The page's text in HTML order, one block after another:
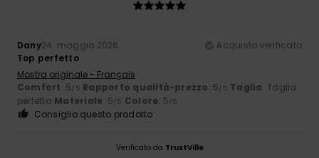
Dany24. maggio 2026
Acquisto verificato
Top perfetto
Mostra originale - Français
Comfort: 5/5 Rapporto qualità-prezzo: 5/5 Taglia: Taglia
perfetta Materiale: 5/5 Colore: 5/5
Consiglio questo prodotto
Verificato da TrustVille